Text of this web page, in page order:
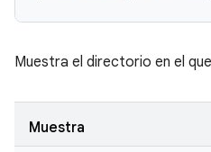
Muestra el directorio en el
Muestra